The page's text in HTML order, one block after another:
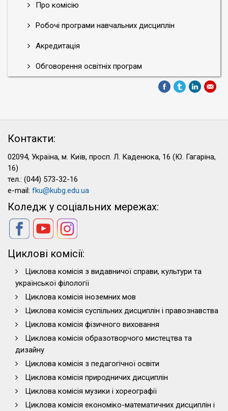
Про комісію
Робочі програми навчальних дисциплін
Акредитація
Обговорення освітніх програм
Контакти:
02094, Україна, м. Київ, просп. Л. Каденюка, 16 (Ю. Гагаріна,
16)
тел.: (044) 573-32-16
e-mail: fku@kubg.edu.ua
Коледж у соціальних мережах:
Циклові комісії:
Циклова комісія з видавничої справи, культури та
української філології
Циклова комісія іноземних мов
Циклова комісія суспільних дисциплін і правознавства
Циклова комісія фізичного виховання
Циклова комісія образотворчого мистецтва та
дизайну
Циклова комісія з педагогічної освіти
Циклова комісія природничих дисциплін
Циклова комісія музики і хореографії
Циклова комісія економіко-математичних дисциплін і